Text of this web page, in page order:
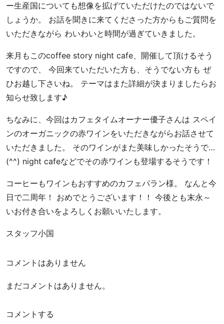
で
生
産
と
お
客
様
を
幸
せ
に
す
る
ペ
シ
ャ
テ
コ
ヒ
専
ー生産国についても想像を拡げていただけたのではないで
しょうか。 お話を聞きに来てくださった方からもご質問を
いただきながら わいわいと時間が過ぎていきました。
来月もこのcoffee story night cafe、開催して頂けるそう
ですので、 今回来ていただいた方も、そうでない方も ぜ
ひお越し下さいね。 テーマはまた詳細が決まりましたらお
知らせ致します♪
ちなみに、今回はカフェタイムオーナー優子さんは スペイ
ンのオーガニックの赤ワインをいただきながらお話させて
いただきました。 そのワインがまた美味しかったそうで…
(^^) night cafeなどでその赤ワインも登場するそうです！
コーヒーもワインもおすすめのカフェパラン様。 なんと今
日で二周年！ おめでとうございます！！ 今後とも末永～
いお付き合いをよろしくお願いいたします。
スタッフ小国
コメントはありません
まだコメントはありません。
コメントする